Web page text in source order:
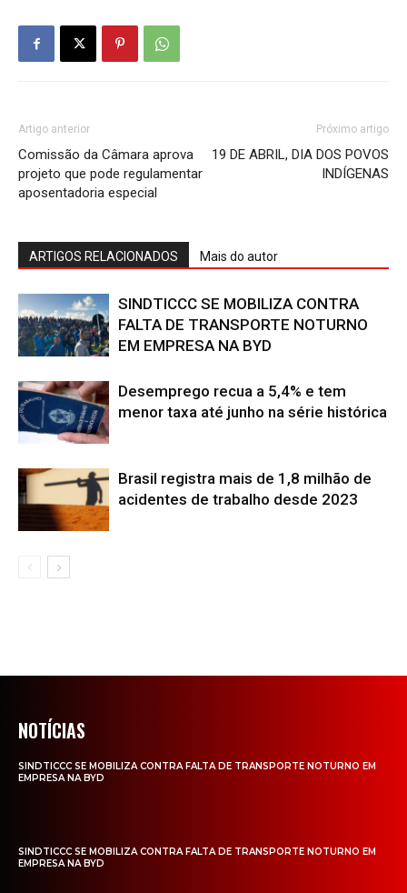
Artigo anterior
Comissão da Câmara aprova
projeto que pode regulamentar
aposentadoria especial
Próximo artigo
19 DE ABRIL, DIA DOS POVOS
INDÍGENAS
ARTIGOS RELACIONADOS Mais do autor
SINDTICCC SE MOBILIZA CONTRA
FALTA DE TRANSPORTE NOTURNO
EM EMPRESA NA BYD
Desemprego recua a 5,4% e tem
menor taxa até junho na série histórica
Brasil registra mais de 1,8 milhão de
acidentes de trabalho desde 2023
NOTÍCIAS
SINDTICCC SE MOBILIZA CONTRA FALTA DE TRANSPORTE NOTURNO EM
EMPRESA NA BYD
SINDTICCC SE MOBILIZA CONTRA FALTA DE TRANSPORTE NOTURNO EM
EMPRESA NA BYD